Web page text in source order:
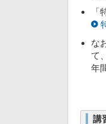
な
て
年
講